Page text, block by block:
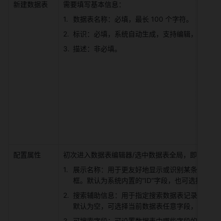
新建数据表
需要填写基本信息：
数据表名称：必填，最长 100 个字符。
标识：必填，系统自动生成，支持编辑，最长
描述：非必填。
配置属性
初次进入数据表编辑器/选中数据表全局，即可配
展示名称：用于更友好地显示或识别某条记录
框。默认为系统内置的“ID”字段，也可选择某个
搜索辅助信息：用于指定搜索数据表记录时，
默认为空，可选择当前数据表任意字段，可多